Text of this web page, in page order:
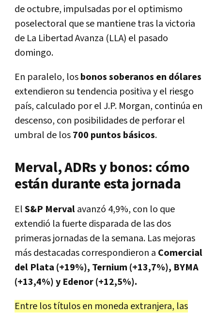
de octubre, impulsadas por el optimismo
poselectoral que se mantiene tras la victoria
de La Libertad Avanza (LLA) el pasado
domingo.
En paralelo, losbonos soberanos en dólares
extendieron su tendencia positiva y el riesgo
país, calculado por el J.P. Morgan, continúa en
descenso, con posibilidades de perforar el
umbral de los700 puntos básicos.
Merval, ADRs y bonos: cómo
están durante esta jornada
ElS&P Mervalavanzó 4,9%, con lo que
extendió la fuerte disparada de las dos
primeras jornadas de la semana. Las mejoras
más destacadas correspondieron a Comercial
del Plata (+19%), Ternium (+13,7%), BYMA
(+13,4%) y Edenor (+12,5%).
Entre los títulos en moneda extranjera, las